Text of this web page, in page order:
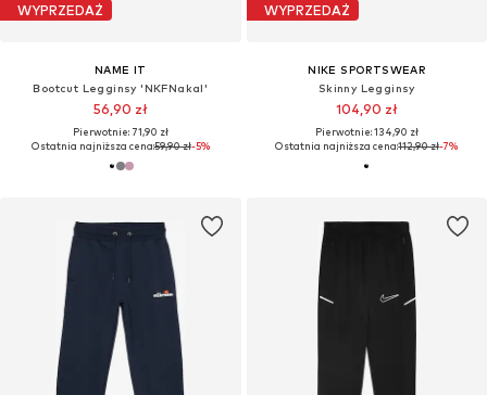
WYPRZEDAŻ
NAME IT
Bootcut Legginsy 'NKFNakal'
56,90 zł
Pierwotnie: 71,90 zł
Ostatnia najniższa cena:59,90 zł-5%
WYPRZEDAŻ
NIKE SPORTSWEAR
Skinny Legginsy
104,90 zł
Pierwotnie: 134,90 zł
Ostatnia najniższa cena:112,90 zł-7%